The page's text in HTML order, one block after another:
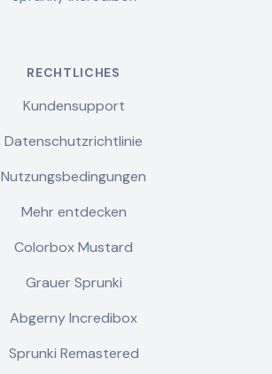
RECHTLICHES
Kundensupport
Datenschutzrichtlinie
Nutzungsbedingungen
Mehr entdecken
Colorbox Mustard
Grauer Sprunki
Abgerny Incredibox
Sprunki Remastered